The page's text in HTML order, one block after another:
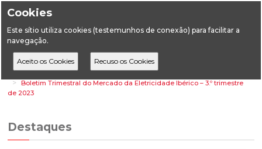
Cookies
Este sítio utiliza cookies (testemunhos de conexão) para facilitar a
navegação.
HomeDestaques
Energia
Boletim Trimestral do Mercado da Eletricidade Ibérico – 3.º trimestre
de 2023
Destaques